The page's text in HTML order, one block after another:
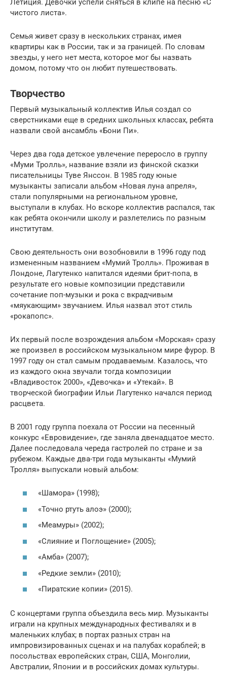
Летиция. Девочки успели сняться в клипе на песню «С
чистого листа».
Семья живет сразу в нескольких странах, имея
квартиры как в России, так и за границей. По словам
звезды, у него нет места, которое мог бы назвать
домом, потому что он любит путешествовать.
Творчество
Первый музыкальный коллектив Илья создал со
сверстниками еще в средних школьных классах, ребята
назвали свой ансамбль «Бони Пи».
Через два года детское увлечение переросло в группу
«Муми Тролль», название взяли из финской сказки
писательницы Туве Янссон. В 1985 году юные
музыканты записали альбом «Новая луна апреля»,
стали популярными на региональном уровне,
выступали в клубах. Но вскоре коллектив распался, так
как ребята окончили школу и разлетелись по разным
институтам.
Свою деятельность они возобновили в 1996 году под
измененным названием «Мумий Тролль». Проживая в
Лондоне, Лагутенко напитался идеями брит-попа, в
результате его новые композиции представили
сочетание поп-музыки и рока с вкрадчивым
«мяукающим» звучанием. Илья назвал этот стиль
«рокапопс».
Их первый после возрождения альбом «Морская» сразу
же произвел в российском музыкальном мире фурор. В
1997 году он стал самым продаваемым. Казалось, что
из каждого окна звучали тогда композиции
«Владивосток 2000», «Девочка» и «Утекай». В
творческой биографии Ильи Лагутенко начался период
расцвета.
В 2001 году группа поехала от России на песенный
конкурс «Евровидение», где заняла двенадцатое место.
Далее последовала череда гастролей по стране и за
рубежом. Каждые два-три года музыканты «Мумий
Тролля» выпускали новый альбом:
«Шамора» (1998);
«Точно ртуть алоэ» (2000);
«Меамуры» (2002);
«Слияние и Поглощение» (2005);
«Амба» (2007);
«Редкие земли» (2010);
«Пиратские копии» (2015).
С концертами группа объездила весь мир. Музыканты
играли на крупных международных фестивалях и в
маленьких клубах; в портах разных стран на
импровизированных сценах и на палубах кораблей; в
посольствах европейских стран, США, Монголии,
Австралии, Японии и в российских домах культуры.